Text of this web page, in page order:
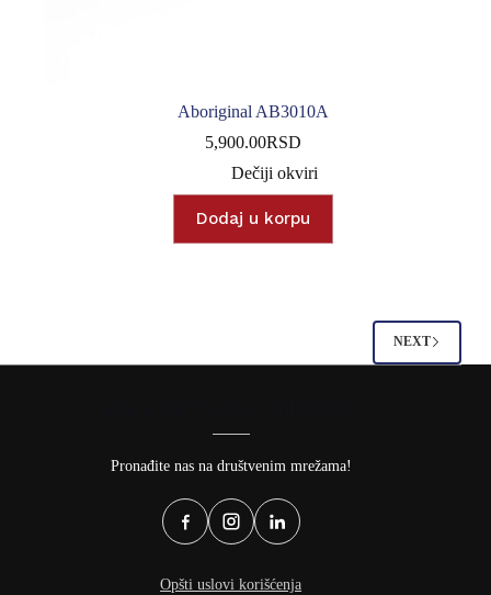
Aboriginal AB3010A
5,900.00RSD
Dečiji okviri
Dodaj u korpu
NEXT
Pronađite nas na društvenim mrežama!
Opšti uslovi korišćenja